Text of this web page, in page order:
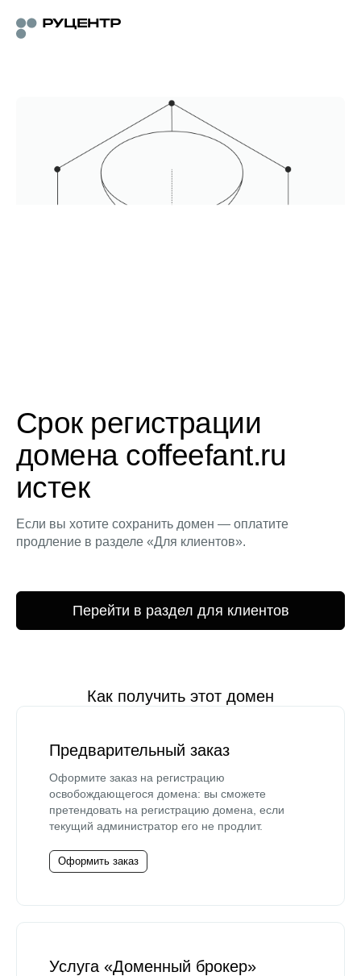
Срок регистрации
домена coffeefant.ru
истек
Если вы хотите сохранить домен — оплатите
продление в разделе «Для клиентов».
Перейти в раздел для клиентов
Как получить этот домен
Предварительный заказ
Оформите заказ на регистрацию
освобождающегося домена: вы сможете
претендовать на регистрацию домена, если
текущий администратор его не продлит.
Оформить заказ
Услуга «Доменный брокер»